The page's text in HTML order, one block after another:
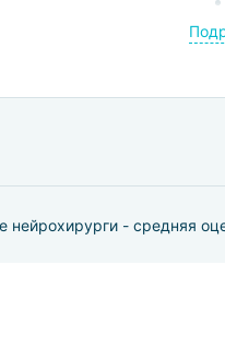
- средняя